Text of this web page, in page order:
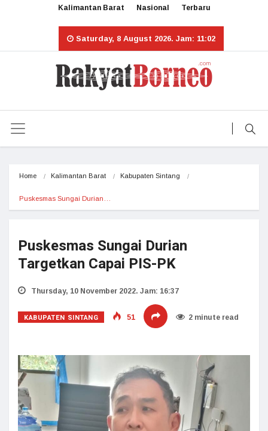
Kalimantan Barat Nasional Terbaru
Saturday, 8 August 2026. Jam: 11:02
Home Kalimantan Barat Kabupaten Sintang
Puskesmas Sungai Durian…
Puskesmas Sungai Durian
Targetkan Capai PIS-PK
Thursday, 10 November 2022. Jam: 16:37
KABUPATEN SINTANG 51 2 minute read